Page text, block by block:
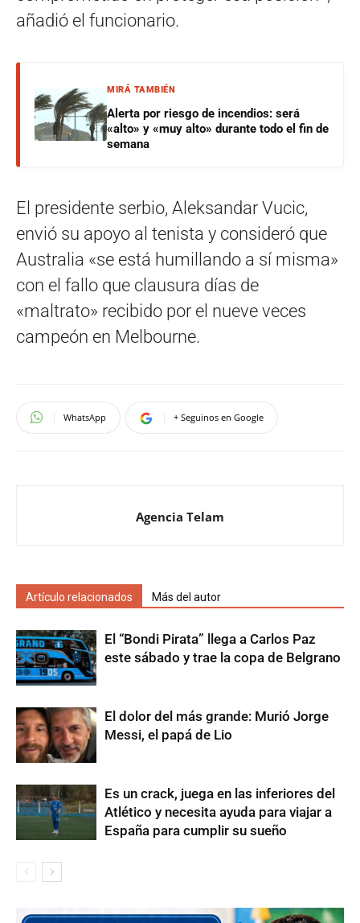
añadió el funcionario.
MIRÁ TAMBIÉN
Alerta por riesgo de incendios: será
«alto» y «muy alto» durante todo el fin de
semana
El presidente serbio, Aleksandar Vucic,
envió su apoyo al tenista y consideró que
Australia «se está humillando a sí misma»
con el fallo que clausura días de
«maltrato» recibido por el nueve veces
campeón en Melbourne.
WhatsApp + Seguinos en Google
Agencia Telam
Artículo relacionados Más del autor
El “Bondi Pirata” llega a Carlos Paz
este sábado y trae la copa de Belgrano
El dolor del más grande: Murió Jorge
Messi, el papá de Lio
Es un crack, juega en las inferiores del
Atlético y necesita ayuda para viajar a
España para cumplir su sueño